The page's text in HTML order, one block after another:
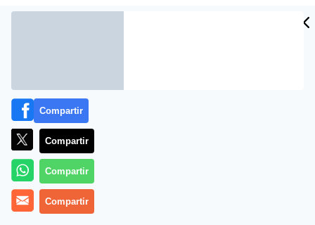
¿Se está cachondeando
Compartir
Compartir
Compartir
Compartir